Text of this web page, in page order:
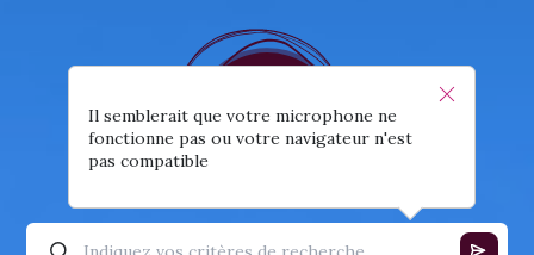
Il semblerait que votre microphone ne
fonctionne pas ou votre navigateur n'est
pas compatible